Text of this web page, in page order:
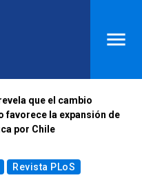
launch
que el cambio
favorece la expansión de
por Chile
Revista PLoS